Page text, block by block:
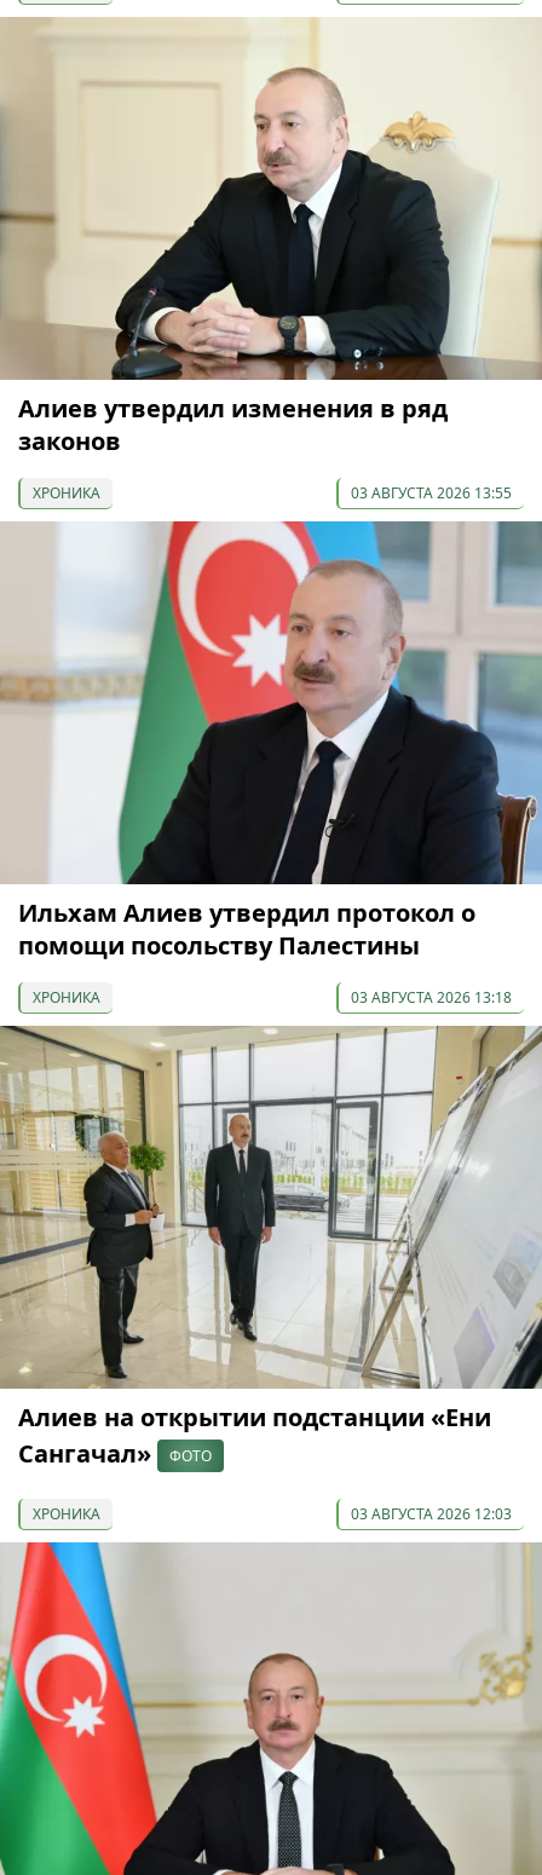
Алиев утвердил изменения в ряд
законов
ХРОНИКА 03 АВГУСТА 2026 13:55
Ильхам Алиев утвердил протокол о
помощи посольству Палестины
ХРОНИКА 03 АВГУСТА 2026 13:18
Алиев на открытии подстанции «Ени
Сангачал»
ФОТО
ХРОНИКА 03 АВГУСТА 2026 12:03